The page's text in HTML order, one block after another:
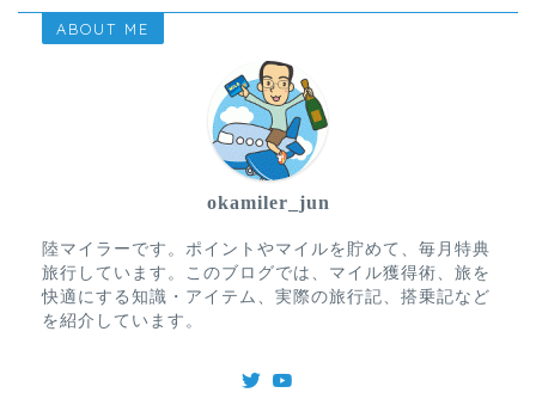
ABOUT ME
okamiler_jun
陸マイラーです。ポイントやマイルを貯めて、毎月特典
旅行しています。このブログでは、マイル獲得術、旅を
快適にする知識・アイテム、実際の旅行記、搭乗記など
を紹介しています。